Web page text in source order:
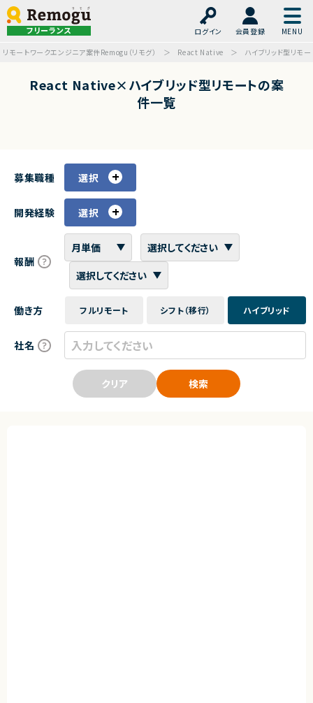
フリーランス ログイン
会員登録
リモートワークエンジニア案件Remogu（リモグ）
React Native ハイブリッド型リモー
React Native×ハイブリッド型リモートの案
件一覧
募集職種 選択
開発経験 選択
報酬
働き方 フルリモート シフト（移行） ハイブリッド
社名
クリア 検索